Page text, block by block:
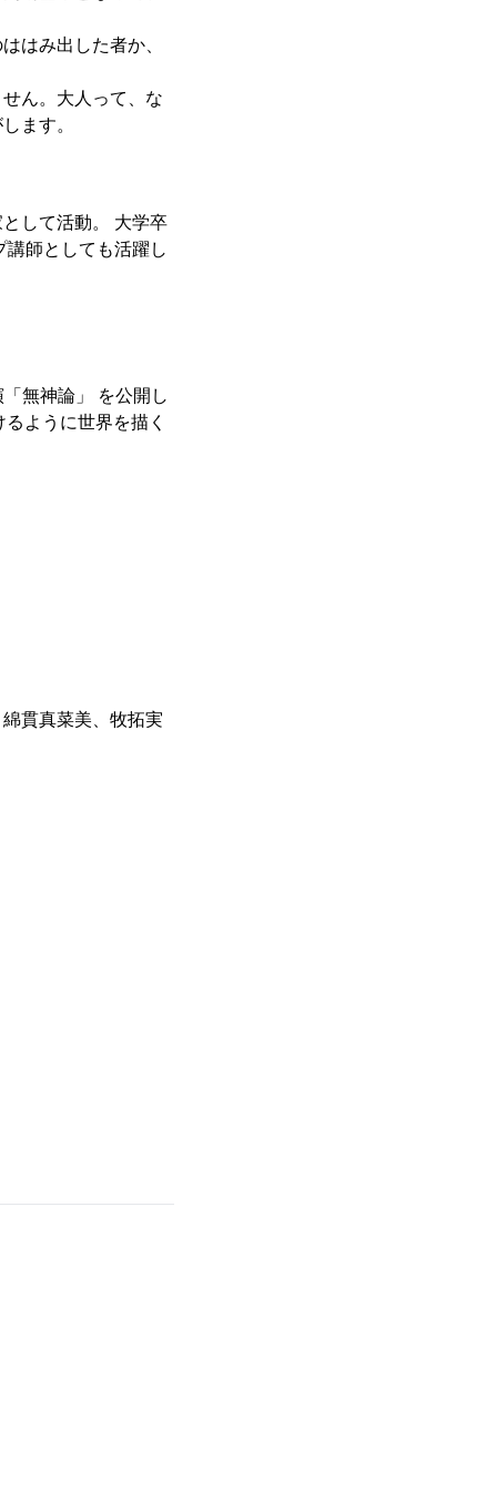
はみ出した者か、
ん。大人って、な
ます。
して活動。 大学卒
師としても活躍し
無神論」 を公開し
ように世界を描く
貫真菜美、牧拓実